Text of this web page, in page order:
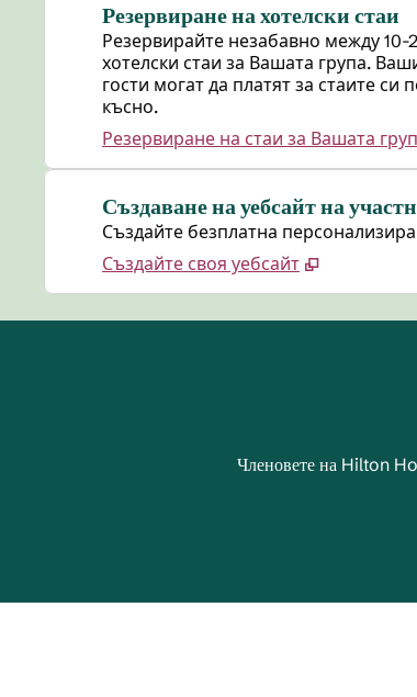
Резервиране на хотелски стаи
Резервирайте незабавно между 10-
хотелски стаи за Вашата група.
гости могат да платят за стаите си
късно.
Резервиране на стаи за Вашата
Създаване на уебсайт на
Създайте безплатна
Създайте своя уебсайт
Членовете на Hilton